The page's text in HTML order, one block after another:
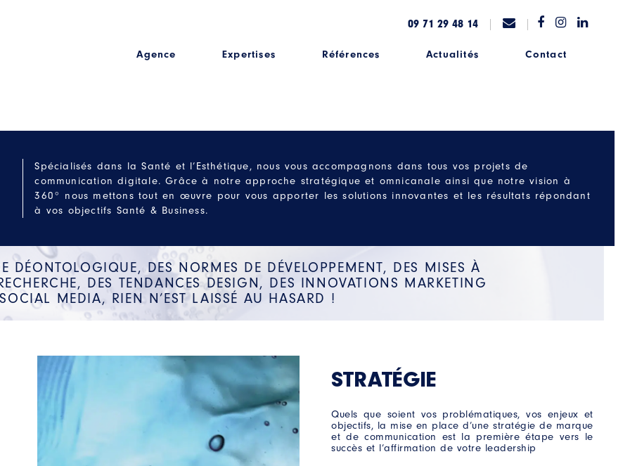
Agence Expertises Références Actualités Contact
09 71 29 48 14
Spécialisés dans la Santé et l’Esthétique, nous vous accompagnons dans tous vos projets de
communication digitale. Grâce à notre approche stratégique et omnicanale ainsi que notre vision à
360° nous mettons tout en œuvre pour vous apporter les solutions innovantes et les résultats répondant
à vos objectifs Santé & Business.
DÉONTOLOGIQUE, DES NORMES DE DÉVELOPPEMENT, DES MISES À
DES TENDANCES DESIGN, DES INNOVATIONS MARKETING
SOCIAL MEDIA, RIEN N’EST LAISSÉ AU HASARD !
STRATÉGIE
Quels que soient vos problématiques, vos enjeux et
objectifs, la mise en place d’une stratégie de marque
et de communication est la première étape vers le
succès et l’affirmation de votre leadership